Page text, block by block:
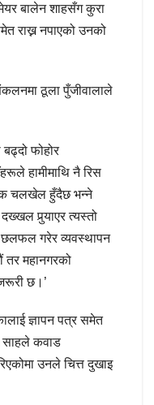
बालेन शाहसँग कुरा
राख्न नपाएको उनको
ठूला पुँजीवालाले
बढ्दो फोहोर
हामीमाथि नै रिस
चलखेल हुँदैछ भन्ने
पुर्‍याएर त्यस्तो
गरेर व्यवस्थापन
तर महानगरको
छ।’
ज्ञापन पत्र समेत
साहले कवाड
उनले चित्त दुखाइ